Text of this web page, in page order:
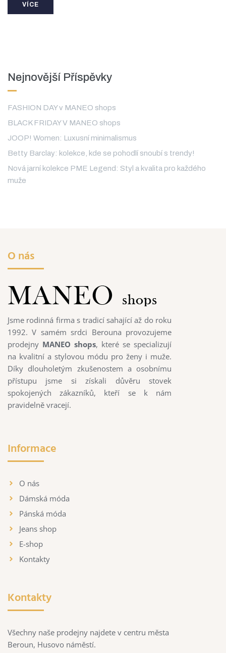
VÍCE
Nejnovější Příspěvky
FASHION DAY v MANEO shops
BLACK FRIDAY V MANEO shops
JOOP! Women: Luxusní minimalismus
Betty Barclay: kolekce, kde se pohodlí snoubí s trendy!
Nová jarní kolekce PME Legend: Styl a kvalita pro každého
muže
O nás
Jsme rodinná firma s tradicí sahající až do roku
1992. V samém srdci Berouna provozujeme
prodejny MANEO shops, které se specializují
na kvalitní a stylovou módu pro ženy i muže.
Díky dlouholetým zkušenostem a osobnímu
přístupu jsme si získali důvěru stovek
spokojených zákazníků, kteří se k nám
pravidelně vracejí.
Informace
O nás
Dámská móda
Pánská móda
Jeans shop
E-shop
Kontakty
Kontakty
Všechny naše prodejny najdete v centru města
Beroun, Husovo náměstí.